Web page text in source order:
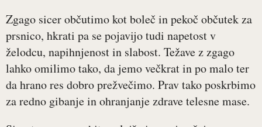
Zgago sicer občutimo kot boleč in pekoč občutek za
prsnico, hkrati pa se pojavijo tudi napetost v
želodcu, napihnjenost in slabost. Težave z zgago
lahko omilimo tako, da jemo večkrat in po malo ter
da hrano res dobro prežvečimo. Prav tako poskrbimo
za redno gibanje in ohranjanje zdrave telesne mase.